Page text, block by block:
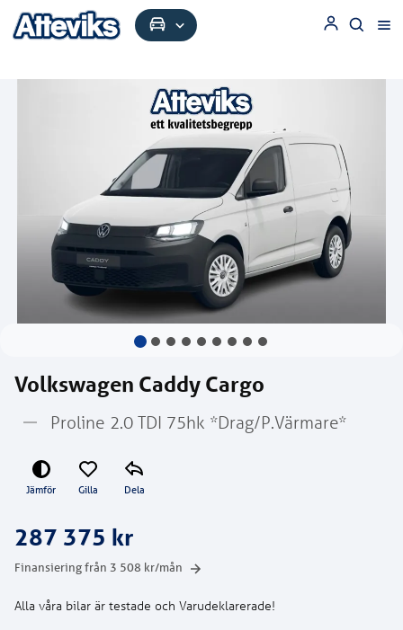
Volkswagen Caddy Cargo
Proline 2.0 TDI 75hk *Drag/P.Värmare*
Jämför Gilla Dela
287 375 kr
Finansiering från 3 508 kr/mån